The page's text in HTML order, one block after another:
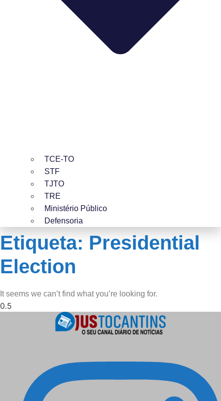
TCE-TO
STF
TJTO
TRE
Ministério Público
Defensoria
Etiqueta: Presidential
Election
It seems we can’t find what you’re looking for.